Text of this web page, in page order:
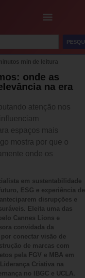
min de leitura
onde as
na era
atenção nos
espaços mais
mostra por que o
onde os
em sustentabilidade
ESG e experiência de
disrupções e
Eleita uma das
Cannes Lions e
convidada da
conectar visão de
de marcas com
pela FGV e MBA em
Criativa na
no IBGC e UCLA.